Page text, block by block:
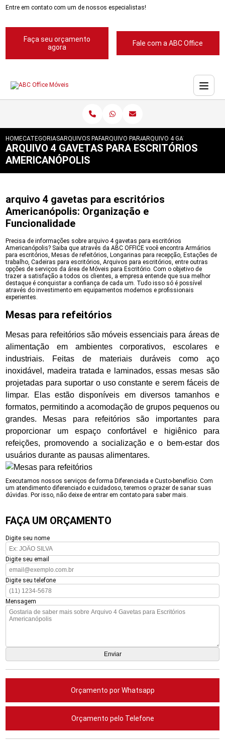
Entre em contato com um de nossos especialistas!
Faça seu orçamento
agora
Fale com a ABC Office
HOMECATEGORIASARQUIVOS PARA ESCRITORIOS
ARQUIVO PARA ESCRITORIOARQUIVO 4 GAVETAS PARA
ARQUIVO 4 GAVETAS PARA ESCRITÓRIOS
AMERICANÓPOLIS
arquivo 4 gavetas para escritórios
Americanópolis: Organização e
Funcionalidade
Precisa de informações sobre arquivo 4 gavetas para escritórios
Americanópolis? Saiba que através da ABC OFFICE você encontra Armários
para escritórios, Mesas de refeitórios, Longarinas para recepção, Estações de
trabalho, Cadeiras para escritórios, Arquivos para escritórios, entre outras
opções de serviços da área de Móveis para Escritório. Com o objetivo de
trazer a satisfação a todos os clientes, a empresa entende que sua melhor
destaque é conquistar a confiança de cada um. Tudo isso só é possível
através do investimento em equipamentos modernos e profissionais
experientes.
Mesas para refeitórios
Mesas para refeitórios são móveis essenciais para áreas de
alimentação em ambientes corporativos, escolares e
industriais. Feitas de materiais duráveis como aço
inoxidável, madeira tratada e laminados, essas mesas são
projetadas para suportar o uso constante e serem fáceis de
limpar. Elas estão disponíveis em diversos tamanhos e
formatos, permitindo a acomodação de grupos pequenos ou
grandes. Mesas para refeitórios são importantes para
proporcionar um espaço confortável e higiênico para
refeições, promovendo a socialização e o bem-estar dos
usuários durante as pausas alimentares.
Executamos nossos serviços de forma Diferenciada e Custo-benefício. Com
um atendimento diferenciado e cuidadoso, teremos o prazer de sanar suas
dúvidas. Por isso, não deixe de entrar em contato para saber mais.
FAÇA UM ORÇAMENTO
Digite seu nome
Digite seu email
Digite seu telefone
Mensagem
Orçamento por Whatsapp
Orçamento pelo Telefone